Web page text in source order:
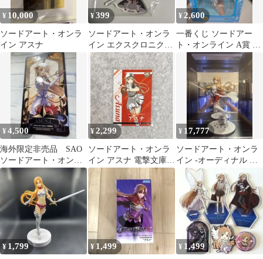
¥ 10,000
ソードアート・オンラ
イン アスナ
¥399
ソードアート・オンラ
イン エクスクロニクル
SAO アスナ キーホルダ
ー
¥ 2,600
一番くじ ソードアー
ト・オンライン A賞 ア
スナ フィギュア
¥4,500
海外限定非売品 SAO
ソードアート・オンラ
イン 特典カード アスナ
¥2,299
ソードアート・オンラ
イン アスナ 電撃文庫ヒ
ロインズオールスター
カード2026
¥ 17,777
ソードアート・オンラ
イン -オーディナル ス
ケール- アスナ フィギ
ュア
¥ 1,799 ¥ 1,499 ¥ 1,499